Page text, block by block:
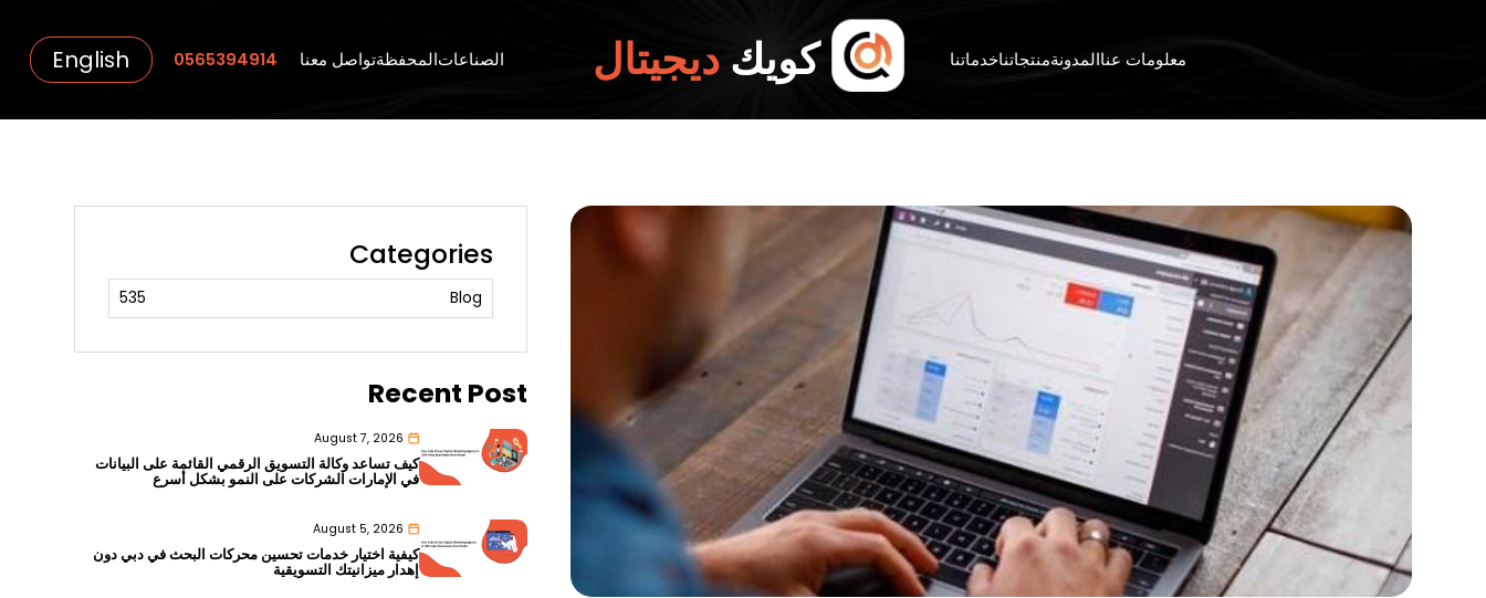
معلومات عناالمدونةمنتجاتناخدماتنا كويكديجيتال الصناعاتالمحفظةتواصل معنا 0565394914
English
Categories
Blog
535
Recent Post
August 7, 2026
كيف تساعد وكالة التسويق الرقمي القائمة على البيانات
في الإمارات الشركات على النمو بشكل أسرع
August 5, 2026
كيفية اختيار خدمات تحسين محركات البحث في دبي دون
إهدار ميزانيتك التسويقية